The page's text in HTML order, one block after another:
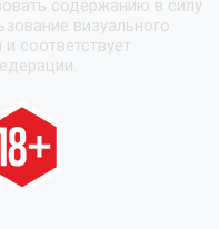
содержанию в силу
визуального
соответствует